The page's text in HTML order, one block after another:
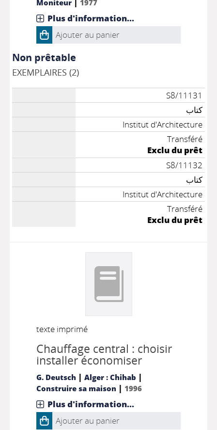
Moniteur 1977
Plus d'information...
Ajouter au panier
Non prêtable
EXEMPLAIRES (2)
S8/11131
كتاب
Institut d'Architecture
Transféré
Exclu du prêt
S8/11132
كتاب
Institut d'Architecture
Transféré
Exclu du prêt
texte imprimé
Chauffage central : choisir
installer économiser
G. Deutsch | Alger : Chihab |
Construire sa maison | 1996
Plus d'information...
Ajouter au panier